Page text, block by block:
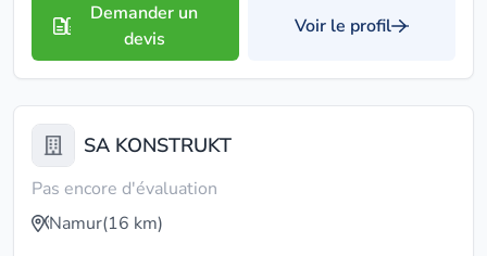
Demander un
devis
Voir le profil
SA KONSTRUKT
Pas encore d'évaluation
Namur(16 km)